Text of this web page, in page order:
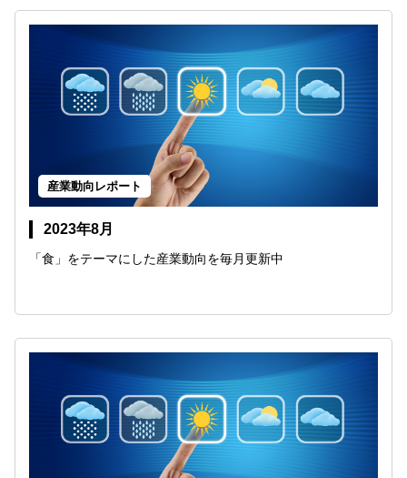
産業動向レポート
2023年8月
「食」をテーマにした産業動向を毎月更新中